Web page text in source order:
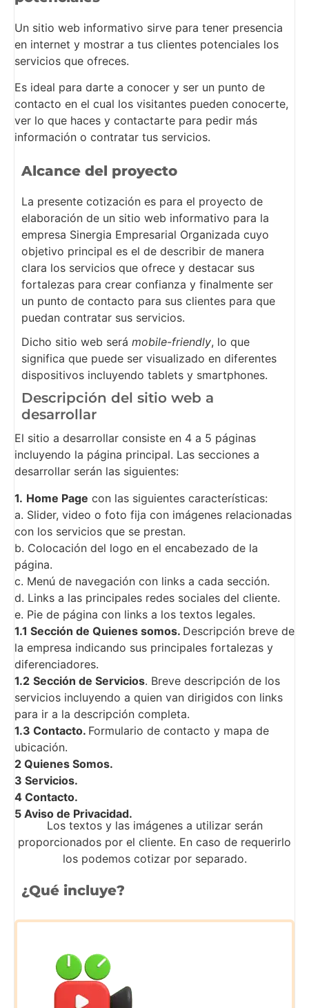
Un sitio web informativo sirve para tener presencia
en internet y mostrar a tus clientes potenciales los
servicios que ofreces.
Es ideal para darte a conocer y ser un punto de
contacto en el cual los visitantes pueden conocerte,
ver lo que haces y contactarte para pedir más
información o contratar tus servicios.
Alcance del proyecto
La presente cotización es para el proyecto de
elaboración de un sitio web informativo para la
empresa Sinergia Empresarial Organizada cuyo
objetivo principal es el de describir de manera
clara los servicios que ofrece y destacar sus
fortalezas para crear confianza y finalmente ser
un punto de contacto para sus clientes para que
puedan contratar sus servicios.
Dicho sitio web será mobile-friendly, lo que
significa que puede ser visualizado en diferentes
dispositivos incluyendo tablets y smartphones.
Descripción del sitio web a
desarrollar
El sitio a desarrollar consiste en 4 a 5 páginas
incluyendo la página principal. Las secciones a
desarrollar serán las siguientes:
1. Home Page con las siguientes características:
a. Slider, video o foto fija con imágenes relacionadas
con los servicios que se prestan.
b. Colocación del logo en el encabezado de la
página.
c. Menú de navegación con links a cada sección.
d. Links a las principales redes sociales del cliente.
e. Pie de página con links a los textos legales.
1.1 Sección de Quienes somos. Descripción breve de
la empresa indicando sus principales fortalezas y
diferenciadores.
1.2 Sección de Servicios. Breve descripción de los
servicios incluyendo a quien van dirigidos con links
para ir a la descripción completa.
1.3 Contacto. Formulario de contacto y mapa de
ubicación.
2 Quienes Somos.
3 Servicios.
4 Contacto.
5 Aviso de Privacidad.
Los textos y las imágenes a utilizar serán
proporcionados por el cliente. En caso de requerirlo
los podemos cotizar por separado.
¿Qué incluye?